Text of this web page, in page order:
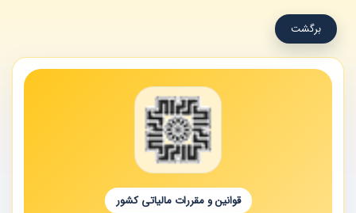
برگشت
قوانین و مقررات مالیاتی کشور